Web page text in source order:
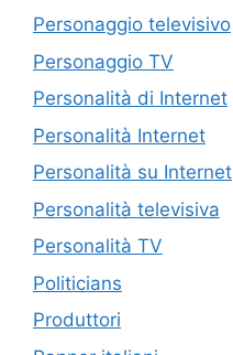
Personaggio televisivo
Personaggio TV
Personalità di Internet
Personalità Internet
Personalità su Internet
Personalità televisiva
Personalità TV
Politicians
Produttori